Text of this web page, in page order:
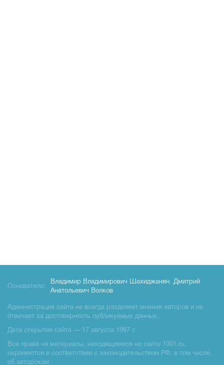
Основатели:
Владимир Владимирович Шахиджанян, Дмитрий
Анатольевич Волков
Администрация сайта не всегда разделяет мнения авторов и не
отвечает за достоверность публикуемых данных.
Дата открытия сайта — 17 августа 1997 г.
Все права на материалы, находящиемся на сайте 1001.ru,
охраняются в соответствии с законодательством РФ, в том числе,
об авторском